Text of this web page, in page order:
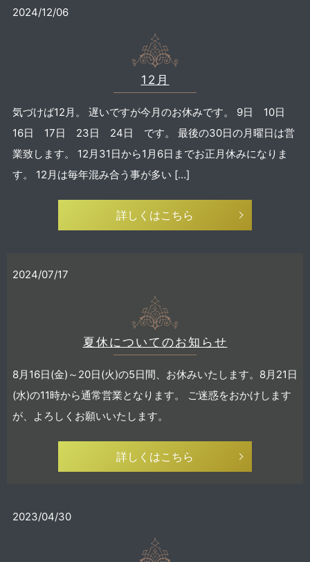
2024/12/06
12月
気づけば12月。 遅いですが今月のお休みです。 9日 10日
16日 17日 23日 24日 です。 最後の30日の月曜日は営
業致します。 12月31日から1月6日までお正月休みになりま
す。 12月は毎年混み合う事が多い […]
詳しくはこちら
2024/07/17
夏休についてのお知らせ
8月16日(金)～20日(火)の5日間、お休みいたします。8月21日
(水)の11時から通常営業となります。 ご迷惑をおかけします
が、よろしくお願いいたします。
詳しくはこちら
2023/04/30